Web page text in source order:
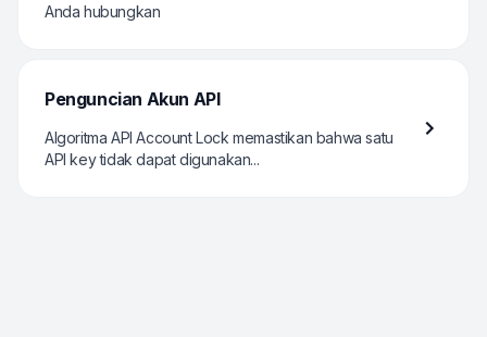
Anda hubungkan
Penguncian Akun API
Algoritma API Account Lock memastikan bahwa satu
API key tidak dapat digunakan...